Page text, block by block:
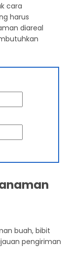
cara
harus
diareal
buah, bibit
pengiriman